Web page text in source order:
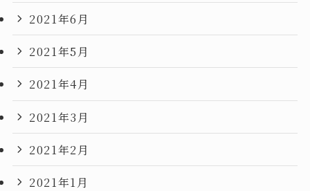
2021年6月
2021年5月
2021年4月
2021年3月
2021年2月
2021年1月